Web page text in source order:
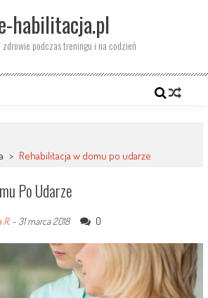
habilitacja.pl
zdrowie podczas treningu i na codzień
> Rehabilitacja w domu po udarze
Po Udarze
R.- 31 marca 2018 0